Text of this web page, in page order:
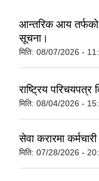
आन्तरिक आय तर्फको
सूचना।
मिति: 08/07/2026 -
राष्ट्रिय परिचयपत्र
मिति: 08/04/2026 -
सेवा करारमा
मिति: 07/28/2026 -